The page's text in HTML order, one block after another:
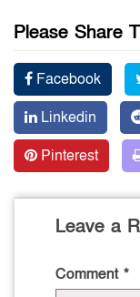
Please Share
Facebook
Linkedin
Pinterest
Leave a
Comment *